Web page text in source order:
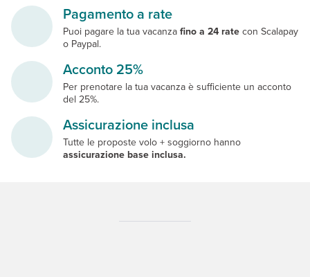
Pagamento a rate
Puoi pagare la tua vacanzafino a 24 ratecon Scalapay
o Paypal.
Acconto 25%
Per prenotare la tua vacanza è sufficiente un acconto
del 25%.
Assicurazione inclusa
Tutte le proposte volo + soggiorno hanno
assicurazione base inclusa.